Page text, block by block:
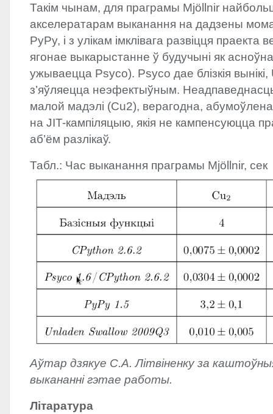
Такім чынам, для праграмы Mjöllnir
акселератарам выканання на дадзены
PyPy, і з улікам імклівага развіцця праекта
ягонае выкарыстанне ў будучыні як
ужываецца Psyco). Psyco дае блізкія
з’яўляецца неэфектыўным.
малой мадэлі (Cu2), верагодна,
на JIT-кампіляцыю, якія не кампенсуюцца
аб’ём разлікаў.
Табл.: Час выканання праграмы Mjöllnir, сек
Аўтар дзякуе С.А. Літвіненку за
выкананні гэтае работы.
Лiтаратура